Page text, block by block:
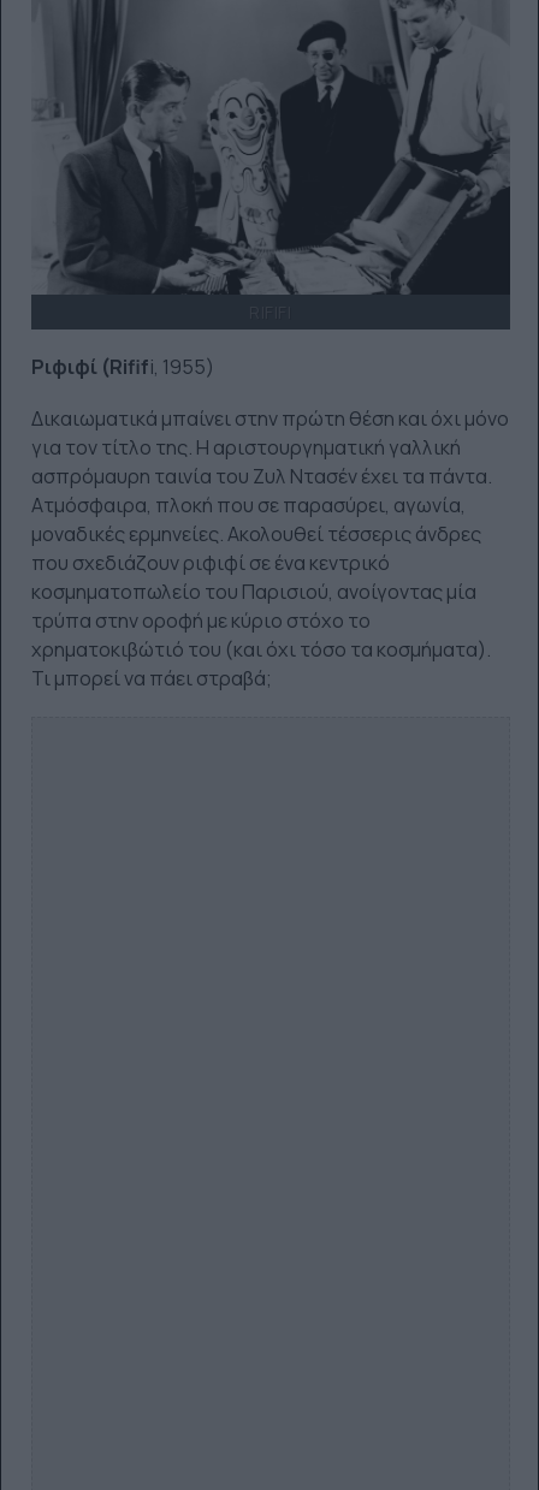
Ριφιφί (Rififi, 1955)
Δικαιωματικά μπαίνει στην πρώτη θέση και όχι μόνο
για τον τίτλο της. Η αριστουργηματική γαλλική
ασπρόμαυρη ταινία του Ζυλ Ντασέν έχει τα πάντα.
Ατμόσφαιρα, πλοκή που σε παρασύρει, αγωνία,
μοναδικές ερμηνείες. Ακολουθεί τέσσερις άνδρες
που σχεδιάζουν ριφιφί σε ένα κεντρικό
κοσμηματοπωλείο του Παρισιού, ανοίγοντας μία
τρύπα στην οροφή με κύριο στόχο το
χρηματοκιβώτιό του (και όχι τόσο τα κοσμήματα).
Τι μπορεί να πάει στραβά;